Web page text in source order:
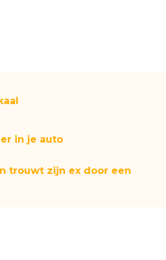
in je auto
trouwt zijn ex door een